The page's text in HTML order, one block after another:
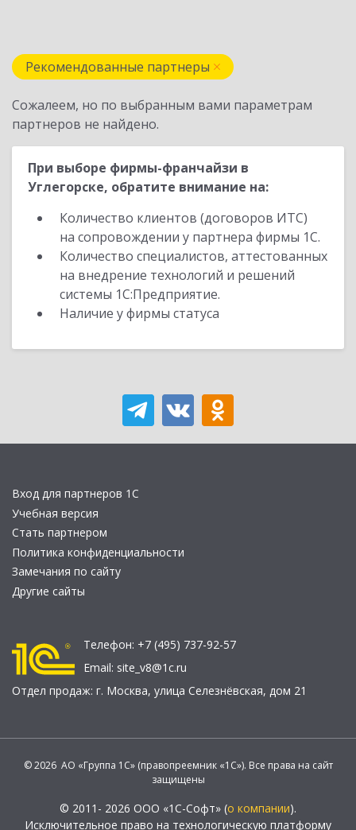
Рекомендованные партнеры
Сожалеем, но по выбранным вами параметрам
партнеров не найдено.
При выборе фирмы-франчайзи в
Углегорске, обратите внимание на:
Количество клиентов (договоров ИТС)
на сопровождении у партнера фирмы 1С.
Количество специалистов, аттестованных
на внедрение технологий и решений
системы 1С:Предприятие.
Наличие у фирмы статуса
Вход для партнеров 1С
Учебная версия
Стать партнером
Политика конфиденциальности
Замечания по сайту
Другие сайты
Телефон: +7 (495) 737-92-57
Email: site_v8@1c.ru
Отдел продаж: г. Москва, улица Селезнёвская, дом 21
© 2026 АО «Группа 1С» (правопреемник «1С»). Все права на сайт
защищены
© 2011- 2026 ООО «1С-Софт» (о компании).
Исключительное право на технологическую платформу